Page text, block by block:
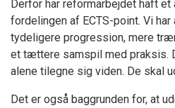
Derfor har reformarbejdet haft
fordelingen af ECTS-point. Vi
tydeligere progression, mere
et tættere samspil med praksis.
alene tilegne sig viden. De skal
Det er også baggrunden for, at